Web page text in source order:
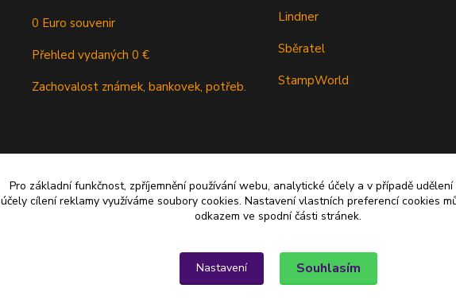
0 Euro souvenir
Přehled vydaných 0 €
Zachovalost známek, bankovek, potřeb.
Lindner
Sběratel
StampWorld
Pro základní funkčnost, zpříjemnění používání webu, analytické účely a v případě
účely cílení reklamy využíváme soubory cookies. Nastavení vlastních preferencí cookies
odkazem ve spodní části stránek.
Nastavení Souhlasím